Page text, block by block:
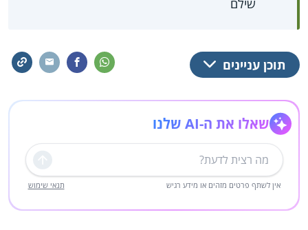
שילם
תוכן עניינים
שאלו את ה-AI שלנו
שליחה
אין לשתף פרטים מזהים או מידע רגיש תנאי שימוש